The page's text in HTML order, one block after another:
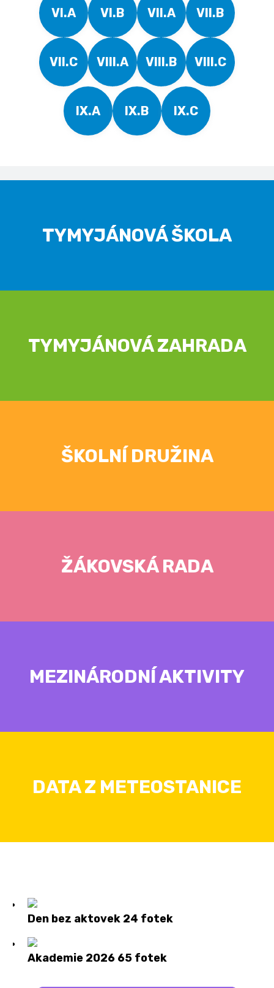
VI.A VI.B VII.A VII.B
VII.C VIII.A VIII.B VIII.C
IX.A IX.B IX.C
TYMYJÁNOVÁ ŠKOLA
TYMYJÁNOVÁ ZAHRADA
ŠKOLNÍ DRUŽINA
ŽÁKOVSKÁ RADA
MEZINÁRODNÍ AKTIVITY
DATA Z METEOSTANICE
Den bez aktovek 24 fotek
Akademie 2026 65 fotek